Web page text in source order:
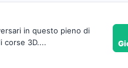
in questo pieno di
corse 3D....